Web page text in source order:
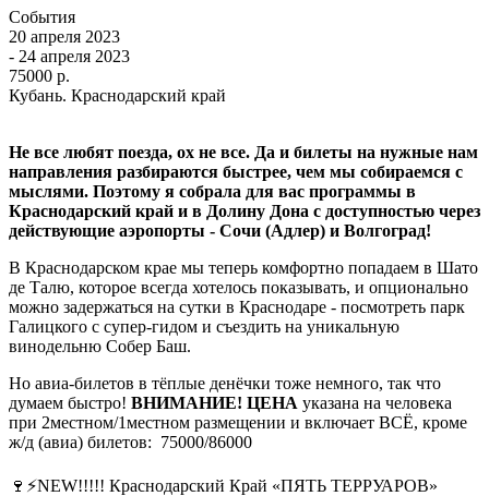
События
20 апреля 2023
- 24 апреля 2023
75000 р.
Кубань. Краснодарский край
Не все любят поезда, ох не все. Да и билеты на нужные нам
направления разбираются быстрее, чем мы собираемся с
мыслями. Поэтому я собрала для вас программы в
Краснодарский край и в Долину Дона с доступностью через
действующие аэропорты - Сочи (Адлер) и Волгоград!
В Краснодарском крае мы теперь комфортно попадаем в Шато
де Талю, которое всегда хотелось показывать, и опционально
можно задержаться на сутки в Краснодаре - посмотреть парк
Галицкого с супер-гидом и съездить на уникальную
винодельню Собер Баш.
Но авиа-билетов в тёплые денёчки тоже немного, так что
думаем быстро! ВНИМАНИЕ! ЦЕНА указана на человека
при 2местном/1местном размещении и включает ВСЁ, кроме
ж/д (авиа) билетов: 75000/86000
🍷⚡️NEW!!!!! Краснодарский Край «ПЯТЬ ТЕРРУАРОВ»